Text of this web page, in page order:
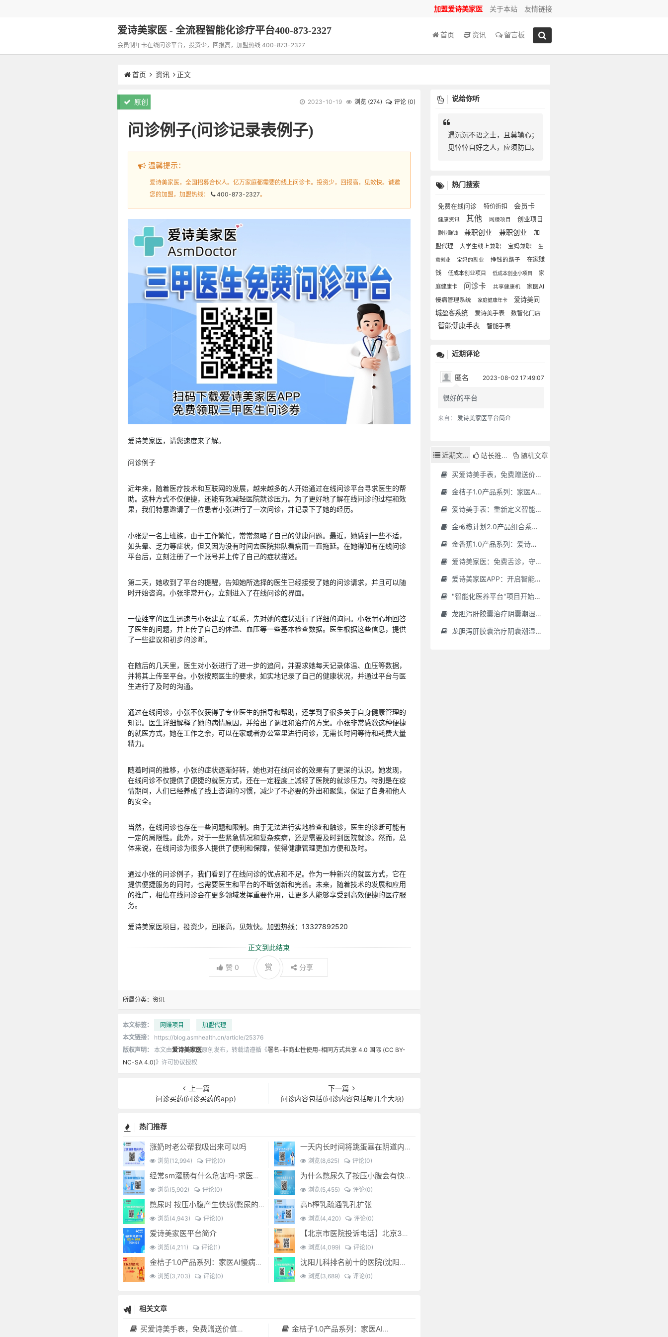
加盟爱诗美家医 关于本站 友情链接
爱诗美家医 - 全流程智能化诊疗平台400-873-2327
会员制年卡在线问诊平台，投资少，回报高，加盟热线 400-873-2327
首页 资讯 留言板
首页 资讯 正文
原创 2023-10-19 浏览 (274) 评论 (0)
问诊例子(问诊记录表例子)
温馨提示：
爱诗美家医，全国招募合伙人。亿万家庭都需要的线上问诊卡。投资少，回报高，见效快。诚邀
您的加盟，加盟热线：
400-873-2327。
爱诗美家医，请您速度来了解。
问诊例子
近年来，随着医疗技术和互联网的发展，越来越多的人开始通过在线问诊平台寻求医生的帮
助。这种方式不仅便捷，还能有效减轻医院就诊压力。为了更好地了解在线问诊的过程和效
果，我们特意邀请了一位患者小张进行了一次问诊，并记录下了她的经历。
小张是一名上班族，由于工作繁忙，常常忽略了自己的健康问题。最近，她感到一些不适，
如头晕、乏力等症状，但又因为没有时间去医院排队看病而一直拖延。在她得知有在线问诊
平台后，立刻注册了一个账号并上传了自己的症状描述。
第二天，她收到了平台的提醒，告知她所选择的医生已经接受了她的问诊请求，并且可以随
时开始咨询。小张非常开心，立刻进入了在线问诊的界面。
一位姓李的医生迅速与小张建立了联系，先对她的症状进行了详细的询问。小张耐心地回答
了医生的问题，并上传了自己的体温、血压等一些基本检查数据。医生根据这些信息，提供
了一些建议和初步的诊断。
在随后的几天里，医生对小张进行了进一步的追问，并要求她每天记录体温、血压等数据，
并将其上传至平台。小张按照医生的要求，如实地记录了自己的健康状况，并通过平台与医
生进行了及时的沟通。
通过在线问诊，小张不仅获得了专业医生的指导和帮助，还学到了很多关于自身健康管理的
知识。医生详细解释了她的病情原因，并给出了调理和治疗的方案。小张非常感激这种便捷
的就医方式，她在工作之余，可以在家或者办公室里进行问诊，无需长时间等待和耗费大量
精力。
随着时间的推移，小张的症状逐渐好转，她也对在线问诊的效果有了更深的认识。她发现，
在线问诊不仅提供了便捷的就医方式，还在一定程度上减轻了医院的就诊压力。特别是在疫
情期间，人们已经养成了线上咨询的习惯，减少了不必要的外出和聚集，保证了自身和他人
的安全。
当然，在线问诊也存在一些问题和限制。由于无法进行实地检查和触诊，医生的诊断可能有
一定的局限性。此外，对于一些紧急情况和复杂疾病，还是需要及时到医院就诊。然而，总
体来说，在线问诊为很多人提供了便利和保障，使得健康管理更加方便和及时。
通过小张的问诊例子，我们看到了在线问诊的优点和不足。作为一种新兴的就医方式，它在
提供便捷服务的同时，也需要医生和平台的不断创新和完善。未来，随着技术的发展和应用
的推广，相信在线问诊会在更多领域发挥重要作用，让更多人能够享受到高效便捷的医疗服
务。
爱诗美家医项目，投资少，回报高，见效快。加盟热线：13327892520
正文到此结束
赞 0 赏 分享
所属分类： 资讯
本文标签： 网赚项目
加盟代理
本文链接：
https://blog.asmhealth.cn/article/25376
版权声明：
本文由爱诗美家医原创发布，转载请遵循《署名-非商业性使用-相同方式共享 4.0 国际 (CC BY-
NC-SA 4.0)》许可协议授权
上一篇
问诊买药(问诊买药的app)
下一篇
问诊内容包括(问诊内容包括哪几个大项)
热门推荐
涨奶时老公帮我吸出来可以吗
浏览(12,994) 评论(0)
一天内长时间将跳蛋塞在阴道内 有什么危害免...(跳蛋是放哪里)
浏览(8,625) 评论(0)
经常sm灌肠有什么危害吗-求医问药-
浏览(5,902) 评论(0)
为什么憋尿久了按压小腹会有快感_-
浏览(5,455) 评论(0)
憋尿时 按压小腹产生快感(憋尿的时候按压小腹是什么感觉)
浏览(4,943) 评论(0)
高h榨乳疏通乳孔扩张
浏览(4,420) 评论(0)
爱诗美家医平台简介
浏览(4,211) 评论(1)
【北京市医院投诉电话】北京301医院电话--(北京301医院投诉电话多少)
浏览(4,099) 评论(0)
金桔子1.0产品系列：家医AI慢病管理项目全国招募区域合伙人，低投入，高回报，长收益
浏览(3,703) 评论(0)
沈阳儿科排名前十的医院(沈阳儿科最好的医院)
浏览(3,689) 评论(0)
相关文章
买爱诗美手表，免费赠送价值30000元的数智化门店系统一套（含硬件） 金桔子1.0产品系列：家医AI慢病管理项目全国招募区域合伙人，低投入，高回报，长收益
说给你听
遇沉沉不语之士，且莫输心；
见悻悻自好之人，应须防口。
热门搜索
免费在线问诊 特价折扣 会员卡
健康资讯 其他 网赚项目 创业项目
副业赚钱 兼职创业 兼职创业
加
盟代理
大学生线上兼职 宝妈兼职 生
意创业 宝妈的副业 挣钱的路子
在家赚
钱
低成本创业项目 低成本创业小项目
家
庭健康卡
问诊卡 共享健康机
家医AI
慢病管理系统
家庭健康年卡
爱诗美同
城盈客系统
爱诗美手表 数智化门店
智能健康手表 智能手表
近期评论
匿名 2023-08-02 17:49:07
很好的平台
来自： 爱诗美家医平台简介
近期文章 站长推荐 随机文章
买爱诗美手表，免费赠送价值30000元的数智化门店系统一套（含硬件）
金桔子1.0产品系列：家医AI慢病管理项目全国招募区域合伙人，低投入，高回报，长收益
爱诗美手表：重新定义智能健康管理的“医疗级守护者”
金橄榄计划2.0产品组合系列：健康分布机（健康一体机）+慢病管理系统，可落地在健康小屋，社区服务中心等等
金香蕉1.0产品系列：爱诗美家医健康分布机，健康一体机，社区服务中心，药店，健康小屋都需要
爱诗美家医：免费舌诊，守护您的健康之旅
爱诗美家医APP：开启智能舌诊新时代.舌诊app软件有哪些 好用的舌诊app大全
"智能化医养平台"项目开始招商了，零加盟费，终身自动赚钱
龙胆泻肝胶囊治疗阴囊潮湿吗(龙胆泻肝胶囊治疗阴囊潮湿吗怎么服用)
龙胆泻肝胶囊治疗阴囊潮湿吗怎么服用(龙胆泻肝胶囊治疗阴囊潮湿吗怎么服用效果好)